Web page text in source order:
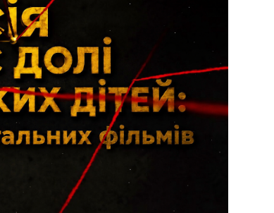
Реєстру збитків для
Питання та відповіді
е-Ветеран